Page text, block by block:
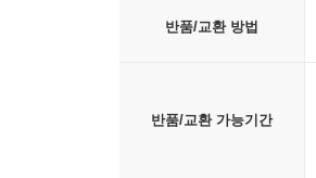
반품/교환 방법
반품/교환 가능기간